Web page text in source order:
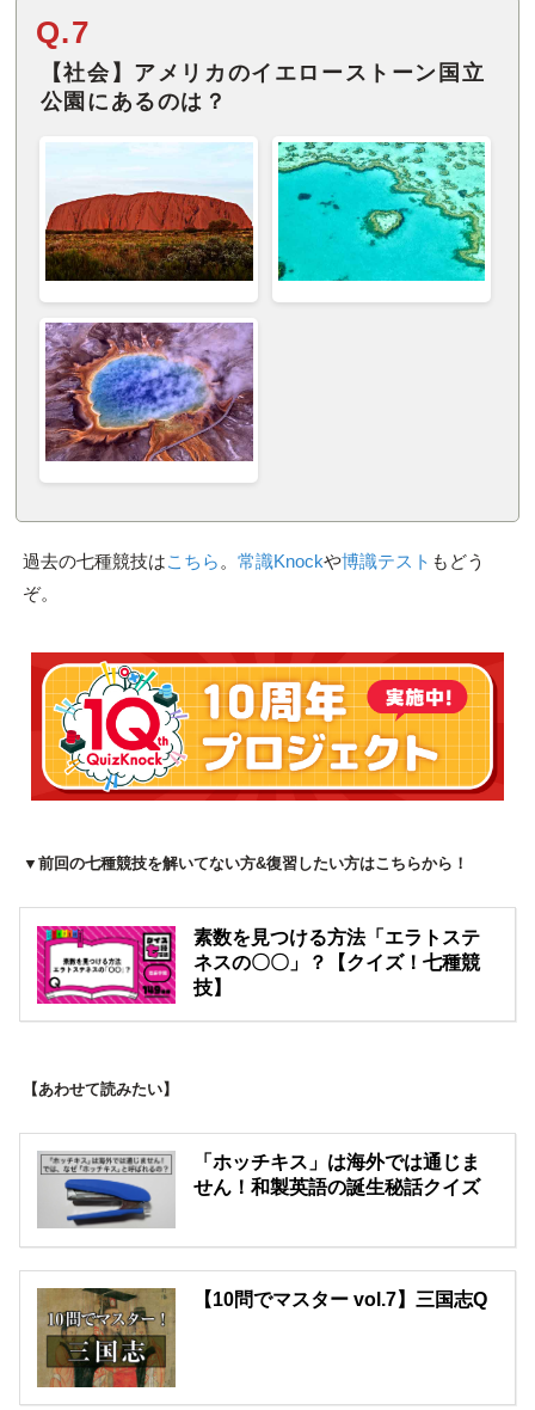
Q.7
【社会】アメリカのイエローストーン国立
公園にあるのは？
過去の七種競技はこちら 。 常識Knockや博識テスト もどう
ぞ。
▼前回の七種競技を解いてない方&復習したい方はこちらから！
素数を見つける方法「エラトステ
ネスの〇〇」？【クイズ！七種競
技】
【あわせて読みたい】
「ホッチキス」は海外では通じま
せん！和製英語の誕生秘話クイズ
【10問でマスター vol.7】三国志Q